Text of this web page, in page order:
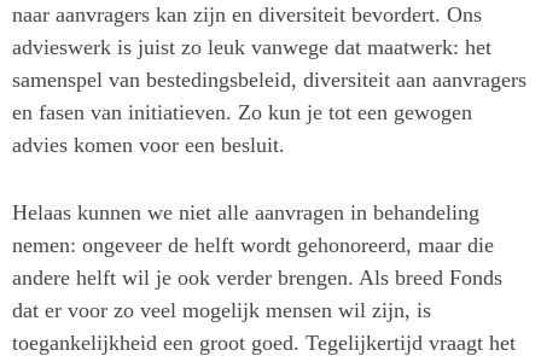
naar aanvragers kan zijn en diversiteit bevordert. Ons
advieswerk is juist zo leuk vanwege dat maatwerk: het
samenspel van bestedingsbeleid, diversiteit aan aanvragers
en fasen van initiatieven. Zo kun je tot een gewogen
advies komen voor een besluit.
Helaas kunnen we niet alle aanvragen in behandeling
nemen: ongeveer de helft wordt gehonoreerd, maar die
andere helft wil je ook verder brengen. Als breed Fonds
dat er voor zo veel mogelijk mensen wil zijn, is
toegankelijkheid een groot goed. Tegelijkertijd vraagt het